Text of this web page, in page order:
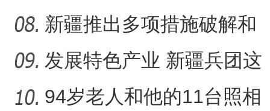
展现独特制作魅力？
新疆推出多项措施破解和
田玉消费“痛点”
发展特色产业 新疆兵团这
家家庭农场如何实现“南果
94岁老人和他的11台照相